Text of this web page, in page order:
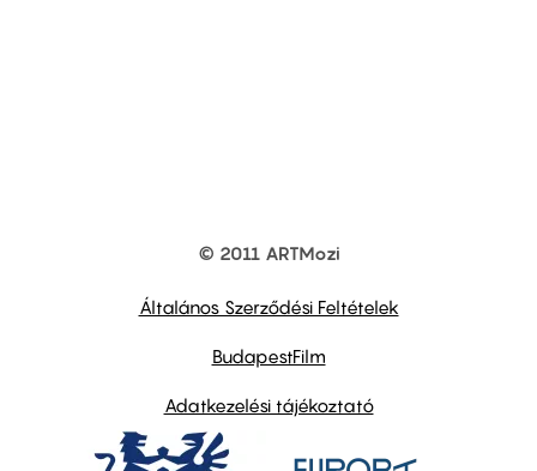
© 2011 ARTMozi
Általános Szerződési Feltételek
BudapestFilm
Adatkezelési tájékoztató